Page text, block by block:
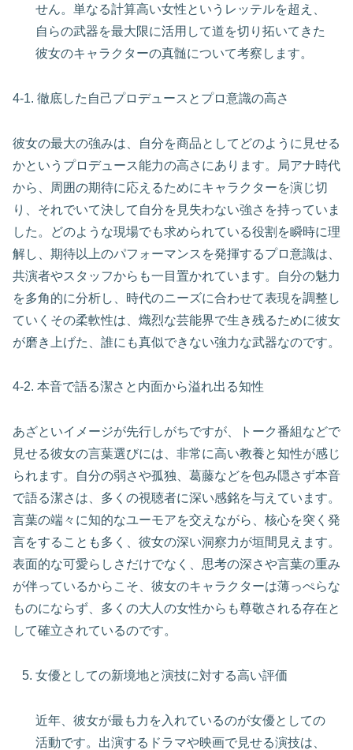
せん。単なる計算高い女性というレッテルを超え、
自らの武器を最大限に活用して道を切り拓いてきた
彼女のキャラクターの真髄について考察します。
4-1. 徹底した自己プロデュースとプロ意識の高さ
彼女の最大の強みは、自分を商品としてどのように見せる
かというプロデュース能力の高さにあります。局アナ時代
から、周囲の期待に応えるためにキャラクターを演じ切
り、それでいて決して自分を見失わない強さを持っていま
した。どのような現場でも求められている役割を瞬時に理
解し、期待以上のパフォーマンスを発揮するプロ意識は、
共演者やスタッフからも一目置かれています。自分の魅力
を多角的に分析し、時代のニーズに合わせて表現を調整し
ていくその柔軟性は、熾烈な芸能界で生き残るために彼女
が磨き上げた、誰にも真似できない強力な武器なのです。
4-2. 本音で語る潔さと内面から溢れ出る知性
あざといイメージが先行しがちですが、トーク番組などで
見せる彼女の言葉選びには、非常に高い教養と知性が感じ
られます。自分の弱さや孤独、葛藤などを包み隠さず本音
で語る潔さは、多くの視聴者に深い感銘を与えています。
言葉の端々に知的なユーモアを交えながら、核心を突く発
言をすることも多く、彼女の深い洞察力が垣間見えます。
表面的な可愛らしさだけでなく、思考の深さや言葉の重み
が伴っているからこそ、彼女のキャラクターは薄っぺらな
ものにならず、多くの大人の女性からも尊敬される存在と
して確立されているのです。
女優としての新境地と演技に対する高い評価
近年、彼女が最も力を入れているのが女優としての
活動です。出演するドラマや映画で見せる演技は、